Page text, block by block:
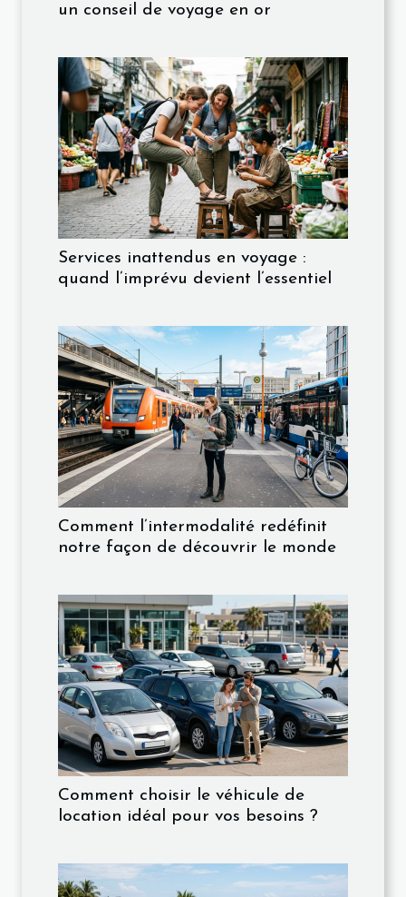
un conseil de voyage en or
Services inattendus en voyage :
quand l’imprévu devient l’essentiel
Comment l’intermodalité redéfinit
notre façon de découvrir le monde
Comment choisir le véhicule de
location idéal pour vos besoins ?